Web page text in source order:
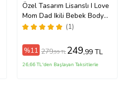
Özel Tasarım Lisanslı I Love
Mom Dad Ikili Bebek Body
Beyaz 2li Anne Baba Bebek
(1)
%11 279,99 TL 249,99 TL
26,66 TL'den Başlayan Taksitlerle